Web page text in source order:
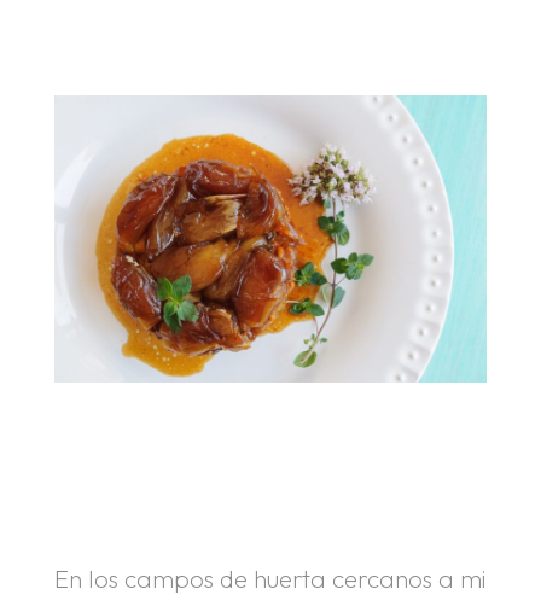
En los campos de huerta cercanos a mi